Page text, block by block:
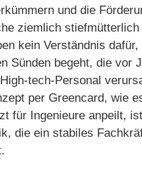
und die
ziemlich
kein Verständnis
Sünden begeht, die vor
tech-Personal
per Greencard, wie
für Ingenieure anpeilt,
die ein stabiles